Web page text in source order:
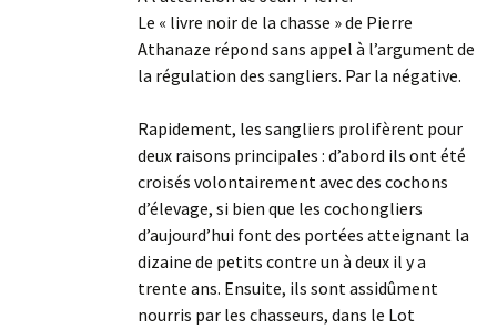
Le « livre noir de la chasse » de Pierre
Athanaze répond sans appel à l’argument de
la régulation des sangliers. Par la négative.
Rapidement, les sangliers prolifèrent pour
deux raisons principales : d’abord ils ont été
croisés volontairement avec des cochons
d’élevage, si bien que les cochongliers
d’aujourd’hui font des portées atteignant la
dizaine de petits contre un à deux il y a
trente ans. Ensuite, ils sont assidûment
nourris par les chasseurs, dans le Lot